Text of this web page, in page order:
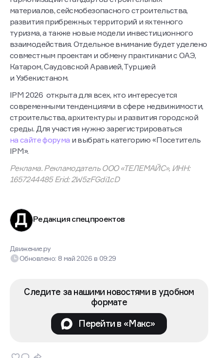
материалов, сейсмобезопасного строительства,
развития прибрежных территорий и яхтенного
туризма, а также новые модели инвестиционного
взаимодействия. Отдельное внимание будет уделено
совместным проектам и обмену практиками с ОАЭ,
Катаром, Саудовской Аравией, Турцией
и Узбекистаном.
IPM 2026 открыта для всех, кто интересуется
современными тенденциями в сфере недвижимости,
строительства, архитектуры и развития городской
среды. Для участия нужно зарегистрироваться
на сайте форума и выбрать категорию «Посетитель
IPM».
Реклама. Рекламодатель ООО «ТЕЛЕМАЙС», ИНН:
1657244485 Erid: 2W5zFGdi1cD
Редакция спецпроектов
Движение.ру
Обновлено: 8 май 2026 в 09:29
Следите за нашими новостями в удобном
формате
Перейти в «Макс»